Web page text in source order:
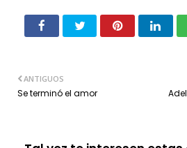
ANTIGUOS
Se terminó el amor